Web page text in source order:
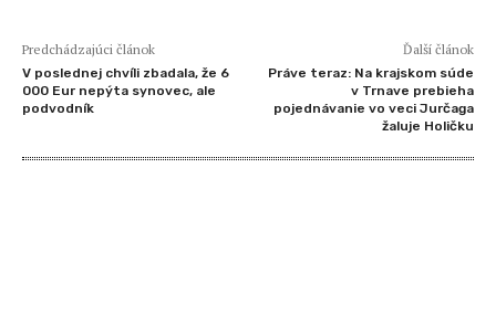
Predchádzajúci článok
V poslednej chvíli zbadala, že 6
000 Eur nepýta synovec, ale
podvodník
Ďalší článok
Práve teraz: Na krajskom súde
v Trnave prebieha
pojednávanie vo veci Jurčaga
žaluje Holičku